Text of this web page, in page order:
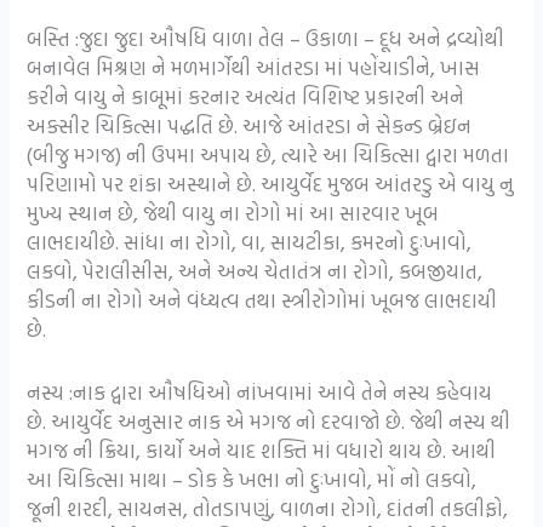
બસ્તિ :જુદા જુદા ઔષધિ વાળા તેલ – ઉકાળા – દૂધ અને દ્રવ્યોથી
બનાવેલ મિશ્રણ ને મળમાર્ગેથી આંતરડા માં પહોંચાડીને, ખાસ
કરીને વાયુ ને કાબૂમાં કરનાર અત્યંત વિશિષ્ટ પ્રકારની અને
અક્સીર ચિકિત્સા પદ્ધતિ છે. આજે આંતરડા ને સેકન્ડ બ્રેઇન
(બીજુ મગજ) ની ઉપમા અપાય છે, ત્યારે આ ચિકિત્સા દ્વારા મળતા
પરિણામો પર શંકા અસ્થાને છે. આયુર્વેદ મુજબ આંતરડુ એ વાયુ નુ
મુખ્ય સ્થાન છે, જેથી વાયુ ના રોગો માં આ સારવાર ખૂબ
લાભદાયીછે. સાંધા ના રોગો, વા, સાયટીકા, કમરનો દુઃખાવો,
લકવો, પેરાલીસીસ, અને અન્ય ચેતાતંત્ર ના રોગો, કબજીયાત,
કીડની ના રોગો અને વંધ્યત્વ તથા સ્ત્રીરોગોમાં ખૂબજ લાભદાયી
છે.
નસ્ય :નાક દ્વારા ઔષધિઓ નાંખવામાં આવે તેને નસ્ય કહેવાય
છે. આયુર્વેદ અનુસાર નાક એ મગજ નો દરવાજો છે. જેથી નસ્ય થી
મગજ ની ક્રિયા, કાર્યો અને યાદ શક્તિ માં વધારો થાય છે. આથી
આ ચિકિત્સા માથા – ડોક કે ખભા નો દુઃખાવો, મોં નો લકવો,
જૂની શરદી, સાયનસ, તોતડાપણું, વાળના રોગો, દાંતની તકલીફો,